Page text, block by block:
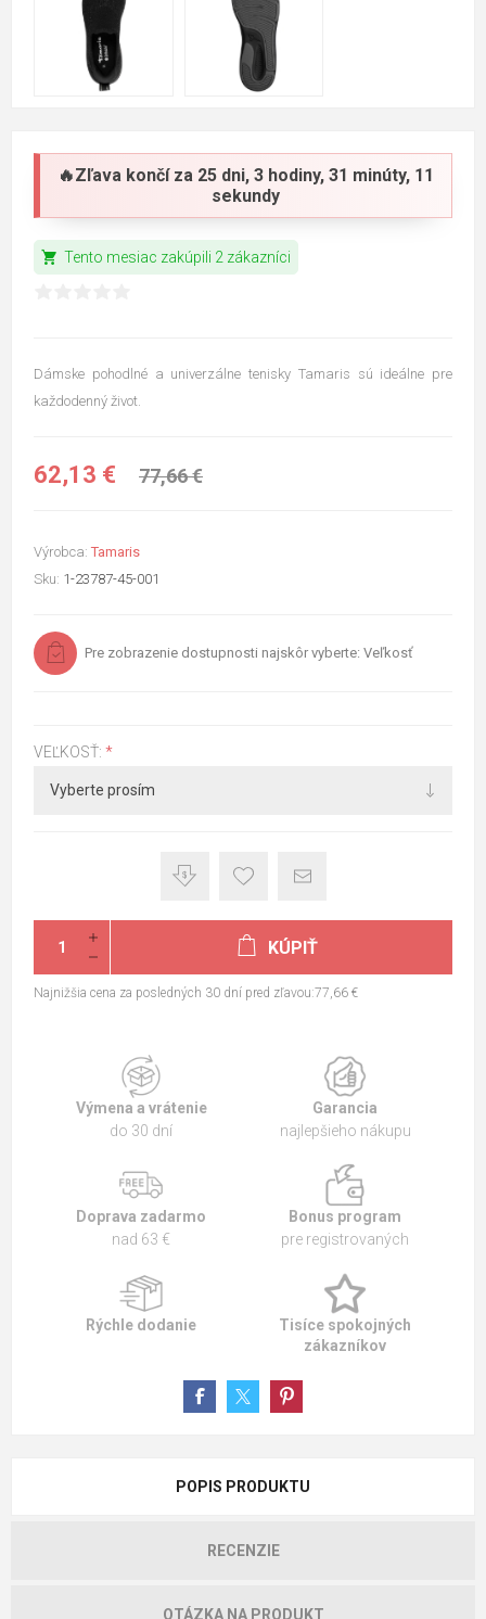
🔥Zľava končí za 25 dni, 3 hodiny, 31 minúty, 10
sekundy
shopping_cart Tento mesiac zakúpili 2 zákazníci
Dámske pohodlné a univerzálne tenisky Tamaris sú ideálne pre
každodenný život.
62,13 € 77,66 €
Výrobca: Tamaris
Sku: 1-23787-45-001
Pre zobrazenie dostupnosti najskôr vyberte: Veľkosť
VEĽKOSŤ: *
KÚPIŤ
Najnižšia cena za posledných 30 dní pred zľavou:77,66 €
Výmena a vrátenie
do 30 dní
Garancia
najlepšieho nákupu
Doprava zadarmo
nad 63 €
Bonus program
pre registrovaných
Rýchle dodanie
Tisíce spokojných
zákazníkov
POPIS PRODUKTU
RECENZIE
OTÁZKA NA PRODUKT